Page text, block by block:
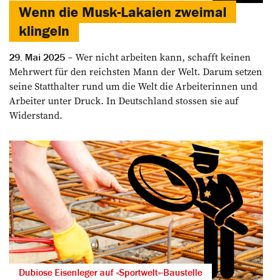
Wenn die Musk-Lakaien zweimal
klingeln
29. Mai 2025
Wer nicht arbeiten kann, schafft keinen
Mehrwert für den reichsten Mann der Welt. Darum setzen
seine Statthalter rund um die Welt die Arbeiterinnen und
Arbeiter unter Druck. In Deutschland stossen sie auf
Widerstand.
Dubiose Eisenleger auf «Sportwelt»-Baustelle